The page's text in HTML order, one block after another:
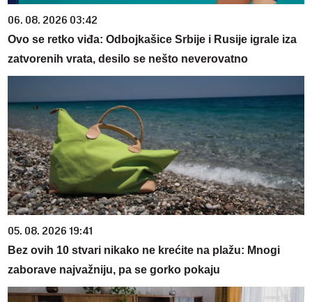
06. 08. 2026 03:42
Ovo se retko viđa: Odbojkašice Srbije i Rusije igrale iza
zatvorenih vrata, desilo se nešto neverovatno
05. 08. 2026 19:41
Bez ovih 10 stvari nikako ne krećite na plažu: Mnogi
zaborave najvažniju, pa se gorko pokaju